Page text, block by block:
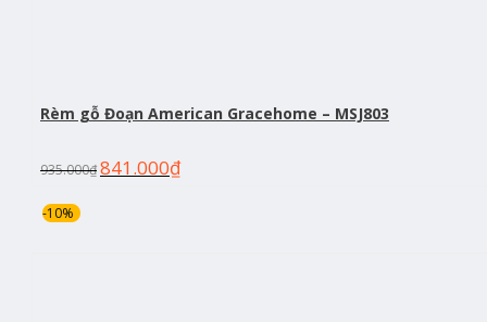
Rèm gỗ Đoạn American Gracehome – MSJ803
935.000₫841.000₫
-10%